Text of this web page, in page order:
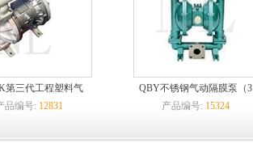
第三代工程塑料气
品编号: 12831
QBY不锈钢气动隔膜泵（3
产品编号: 15324